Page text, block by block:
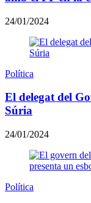
24/01/2024
Política
El delegat del
Súria
24/01/2024
Política